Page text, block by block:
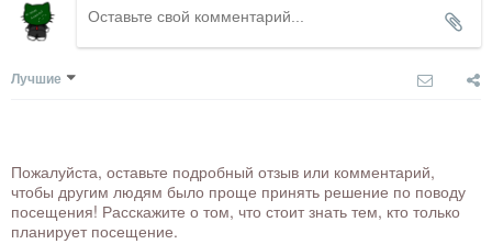
Лучшие
Пожалуйста, оставьте подробный отзыв или комментарий,
чтобы другим людям было проще принять решение по поводу
посещения! Расскажите о том, что стоит знать тем, кто только
планирует посещение.